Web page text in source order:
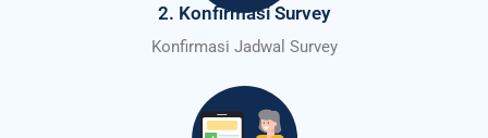
2. Konfirmasi Survey
Konfirmasi Jadwal Survey